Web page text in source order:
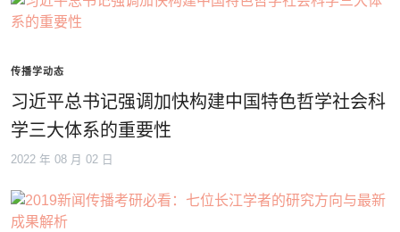
传播学动态
习近平总书记强调加快构建中国特色哲学社会科
学三大体系的重要性
2022 年 08 月 02 日